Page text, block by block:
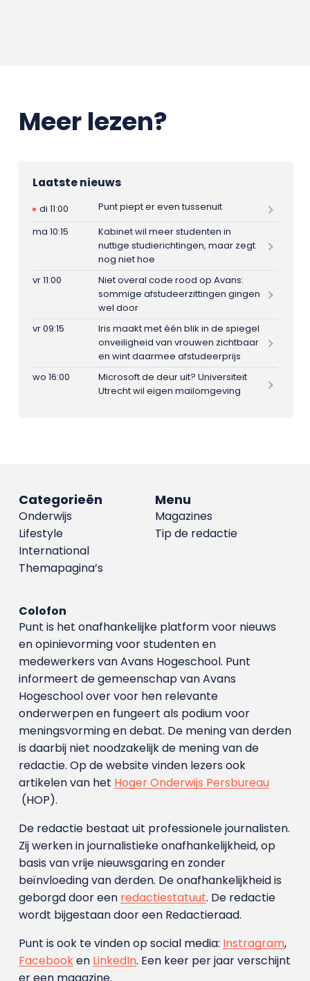
Meer lezen?
Laatste nieuws
di 11:00
Punt piept er even tussenuit
ma 10:15
Kabinet wil meer studenten in
nuttige studierichtingen, maar zegt
nog niet hoe
vr 11:00
Niet overal code rood op Avans:
sommige afstudeerzittingen gingen
wel door
vr 09:15
Iris maakt met één blik in de spiegel
onveiligheid van vrouwen zichtbaar
en wint daarmee afstudeerprijs
wo 16:00
Microsoft de deur uit? Universiteit
Utrecht wil eigen mailomgeving
Menu
Magazines
Tip de redactie
Categorieën
Onderwijs
Lifestyle
International
Themapagina’s
Colofon
Punt is het onafhankelijke platform voor nieuws
en opinievorming voor studenten en
medewerkers van Avans Hoge­school. Punt
informeert de gemeenschap van Avans
Hogeschool over voor hen relevante
onderwerpen en fungeert als podium voor
meningsvorming en debat. De mening van derden
is daarbij niet noodzakelijk de mening van de
redactie. Op de website vinden lezers ook
artikelen van het Hoger Onderwijs Persbureau
(HOP).
De redactie bestaat uit professionele journalisten.
Zij werken in journalistieke onafhankelijkheid, op
basis van vrije nieuwsgaring en zonder
beïnvloeding van derden. De onafhankelijkheid is
geborgd door een redactiestatuut. De redactie
wordt bijgestaan door een Redactieraad.
Punt is ook te vinden op social media: Instragram,
Facebooken LinkedIn. Een keer per jaar verschijnt
er een magazine.